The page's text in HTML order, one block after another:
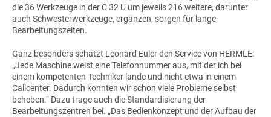
die 36 Werkzeuge in der C 32 U um jeweils 216 weitere, darunter
auch Schwesterwerkzeuge, ergänzen, sorgen für lange
Bearbeitungszeiten.
Ganz besonders schätzt Leonard Euler den Service von HERMLE:
„Jede Maschine weist eine Telefonnummer aus, mit der ich bei
einem kompetenten Techniker lande und nicht etwa in einem
Callcenter. Dadurch konnten wir schon viele Probleme selbst
beheben.“ Dazu trage auch die Standardisierung der
Bearbeitungszentren bei. „Das Bedienkonzept und der Aufbau der